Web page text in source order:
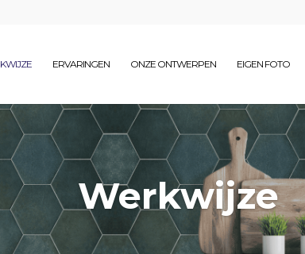
ERVARINGEN ONZE ONTWERPEN EIGEN FOTO
Werkwijze